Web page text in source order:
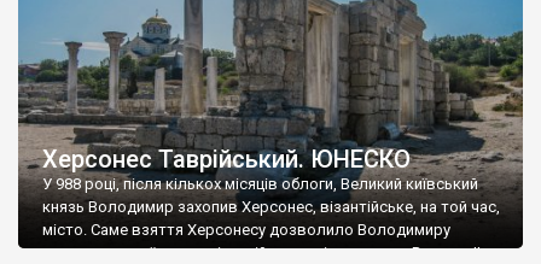
Херсонес Таврійський. ЮНЕСКО
У 988 році, після кількох місяців облоги, Великий київський
князь Володимир захопив Херсонес, візантійське, на той час,
місто. Саме взяття Херсонесу дозволило Володимиру
диктувати свої умови візантійському імператору Василю ІІ, та